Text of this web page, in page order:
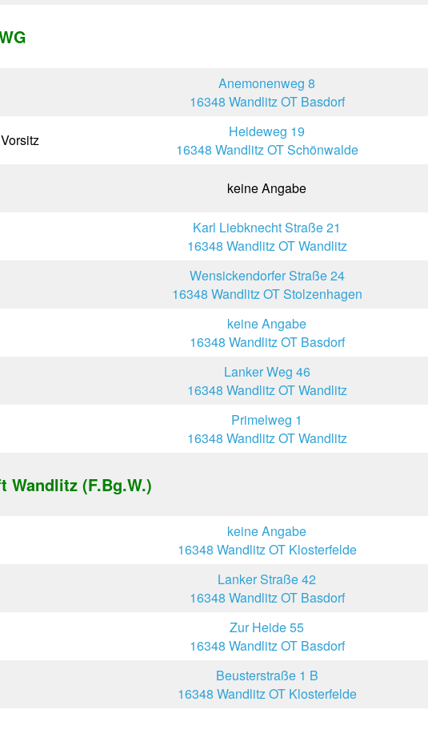
Anemonenweg 8
16348 Wandlitz OT Basdorf
Heideweg 19
16348 Wandlitz OT Schönwalde
keine Angabe
Karl Liebknecht Straße 21
16348 Wandlitz OT Wandlitz
Wensickendorfer Straße 24
16348 Wandlitz OT Stolzenhagen
keine Angabe
16348 Wandlitz OT Basdorf
Lanker Weg 46
16348 Wandlitz OT Wandlitz
Primelweg 1
16348 Wandlitz OT Wandlitz
Wandlitz (F.Bg.W.)
keine Angabe
16348 Wandlitz OT Klosterfelde
Lanker Straße 42
16348 Wandlitz OT Basdorf
Zur Heide 55
16348 Wandlitz OT Basdorf
Beusterstraße 1 B
16348 Wandlitz OT Klosterfelde